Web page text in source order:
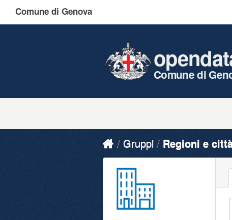
Comune di Genova
Comune di
Gruppi Regioni e